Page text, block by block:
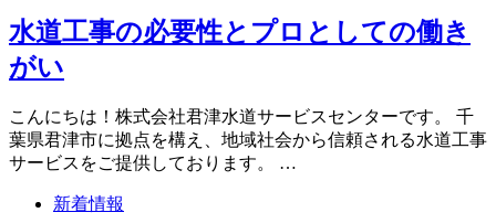
水道工事の必要性とプロとしての働き
がい
こんにちは！株式会社君津水道サービスセンターです。 千
葉県君津市に拠点を構え、地域社会から信頼される水道工事
サービスをご提供しております。 …
新着情報